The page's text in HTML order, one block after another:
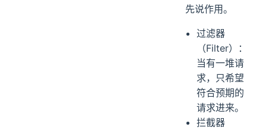
监听器
源码路径：
先说作用。
过滤器
（Filter）：
当有一堆请
求，只希望
符合预期的
请求进来。
拦截器